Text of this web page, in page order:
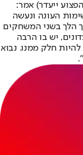
ייעדר) אמר:
העונה ונעשה
הלך בשני המשחקים
יש בו הרבה
חלק ממנו. נבוא